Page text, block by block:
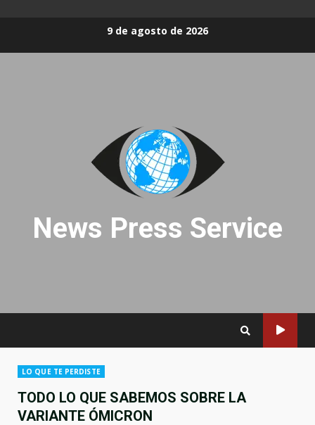
9 de agosto de 2026
News Press Service
LO QUE TE PERDISTE
TODO LO QUE SABEMOS SOBRE LA
VARIANTE ÓMICRON